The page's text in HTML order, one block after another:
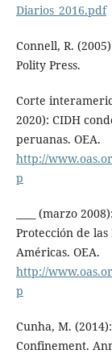
Diarios_2016.pdf
Connell, R.
Polity Press.
Corte
2020): CIDH
peruanas. OEA.
http://
p
____ (marzo
Protección de
Américas. OEA.
http://
p
Cunha, M.
Confinement.